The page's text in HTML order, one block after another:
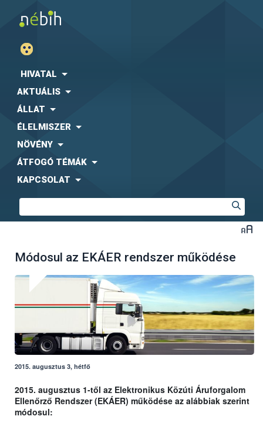
HIVATAL
AKTUÁLIS
ÁLLAT
ÉLELMISZER
NÖVÉNY
ÁTFOGÓ TÉMÁK
KAPCSOLAT
Módosul az EKÁER rendszer működése
2015. augusztus 3, hétfő
2015. augusztus 1-től az Elektronikus Közúti Áruforgalom
Ellenőrző Rendszer (EKÁER) működése az alábbiak szerint
módosul: